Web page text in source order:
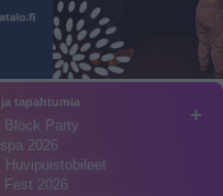
+
tapahtumia
Block Party
2026
Huvipuistobileet
Fest 2026